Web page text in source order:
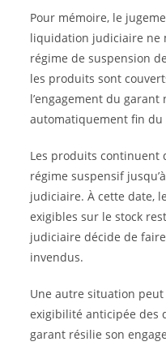
Pour mémoire, le
liquidation judiciaire ne
régime de suspension
les produits sont
l’engagement du garant
automatiquement fin
Les produits continuent
régime suspensif
judiciaire. À cette date,
exigibles sur le stock
judiciaire décide de
invendus.
Une autre situation
exigibilité anticipée des
garant résilie son